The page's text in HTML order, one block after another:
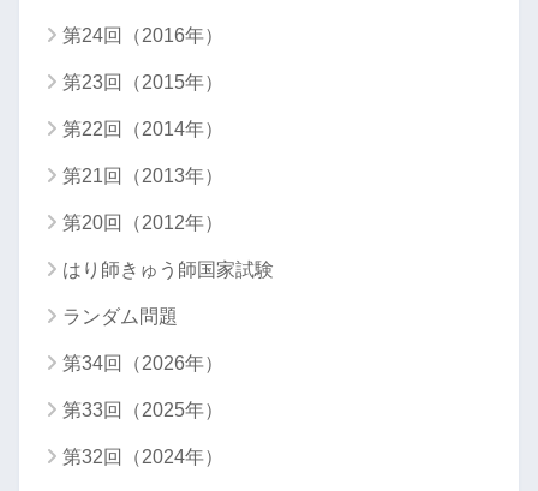
第24回（2016年）
第23回（2015年）
第22回（2014年）
第21回（2013年）
第20回（2012年）
はり師きゅう師国家試験
ランダム問題
第34回（2026年）
第33回（2025年）
第32回（2024年）